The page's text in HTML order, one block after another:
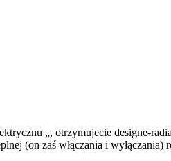
„, otrzymujecie designe-
(on zaś włączania i